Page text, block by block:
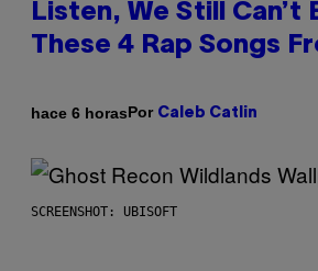
Listen, We Still Can’t
These 4 Rap Songs
hace 6 horasPor Caleb Catlin
SCREENSHOT: UBISOFT